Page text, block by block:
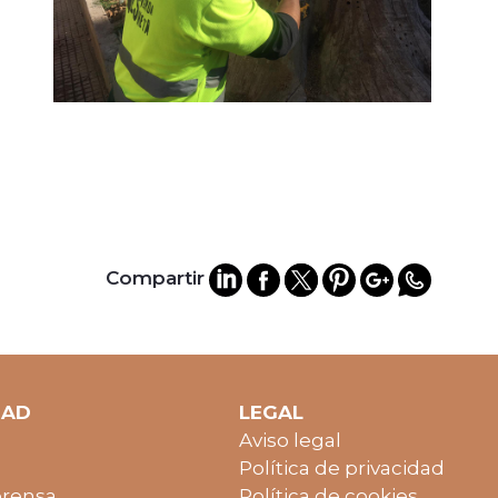
Compartir
LEGAL
Aviso legal
Política de privacidad